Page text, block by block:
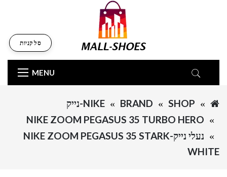
MENU
סל קניות
SHOP
BRAND
NIKE-נייק
NIKE ZOOM PEGASUS 35 TURBO HERO
נעלי נייק-NIKE ZOOM PEGASUS 35 STARK
WHITE